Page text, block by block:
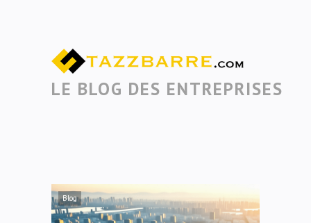
LE BLOG DES ENTREPRISES
Blog